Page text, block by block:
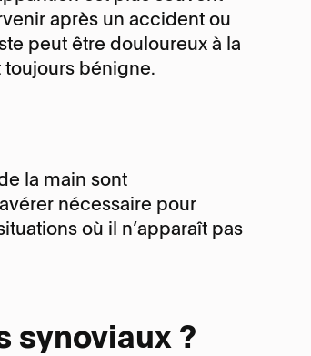
après un accident ou
peut être douloureux à la
toujours bénigne.
la main sont
nécessaire pour
où il n’apparaît pas
synoviaux ?